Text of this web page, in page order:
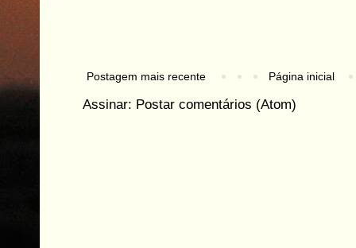
Postagem mais recente Página inicial
Assinar: Postar comentários (Atom)